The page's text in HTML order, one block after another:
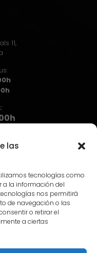
las
tecnologías como
a la información del
nos permitirá
de navegación o las
o retirar el
a ciertas
11,